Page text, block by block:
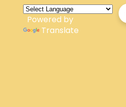
Powered by
Translate